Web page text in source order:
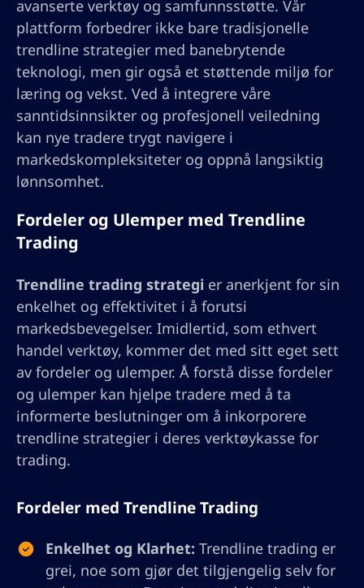
avanserte verktøy og samfunnsstøtte. Vår
plattform forbedrer ikke bare tradisjonelle
trendline strategier med banebrytende
teknologi, men gir også et støttende miljø for
læring og vekst. Ved å integrere våre
sanntidsinnsikter og profesjonell veiledning
kan nye tradere trygt navigere i
markedskompleksiteter og oppnå langsiktig
lønnsomhet.
Fordeler og Ulemper med Trendline
Trading
Trendline trading strategi er anerkjent for sin
enkelhet og effektivitet i å forutsi
markedsbevegelser. Imidlertid, som ethvert
handel verktøy, kommer det med sitt eget sett
av fordeler og ulemper. Å forstå disse fordeler
og ulemper kan hjelpe tradere med å ta
informerte beslutninger om å inkorporere
trendline strategier i deres verktøykasse for
trading.
Fordeler med Trendline Trading
Enkelhet og Klarhet: Trendline trading er
grei, noe som gjør det tilgjengelig selv for